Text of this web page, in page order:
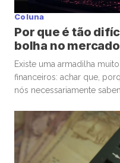
Coluna
Por que é tão
bolha no
Existe uma armadilha
financeiros: achar que,
nós necessariamente
talvez ainda mais perigoso
independentemente de
semanas, vimos